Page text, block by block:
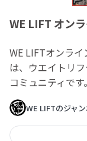
WE LIFT オン
WE LIFTオンラ
は、ウエイトリ
コミュニティです。
WE LIFTのジャ